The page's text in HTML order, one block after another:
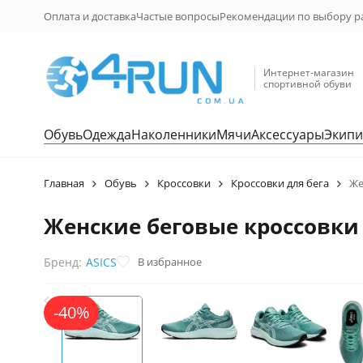
Оплата и доставкаЧастые вопросыРекомендации по выбору
Интернет-магазин
спортивной обуви
ОбувьОдеждаНаколенникиМячиАксессуары
Главная Обувь Кроссовки Кроссовки для бега
Женские беговые кроссовки
Бренд: ASICS В избранное
-40%